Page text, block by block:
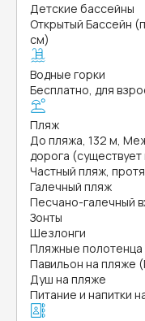
Детские бассейны
Открытый Бассейн
см)
Водные горки
Бесплатно, для
Пляж
До пляжа, 132 м,
дорога
Частный пляж,
Галечный пляж
Песчано-галечный
Зонты
Шезлонги
Пляжные полотенца
Павильон на пляже
Душ на пляже
Питание и напитки